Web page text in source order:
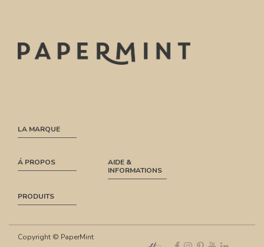
LA MARQUE
Á PROPOS
AIDE &
INFORMATIONS
PRODUITS
Copyright © PaperMint